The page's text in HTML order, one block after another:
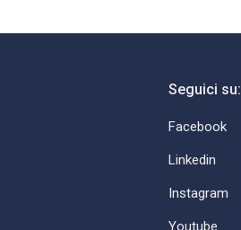
Seguici su:
Facebook
Linkedin
Instagram
Youtube